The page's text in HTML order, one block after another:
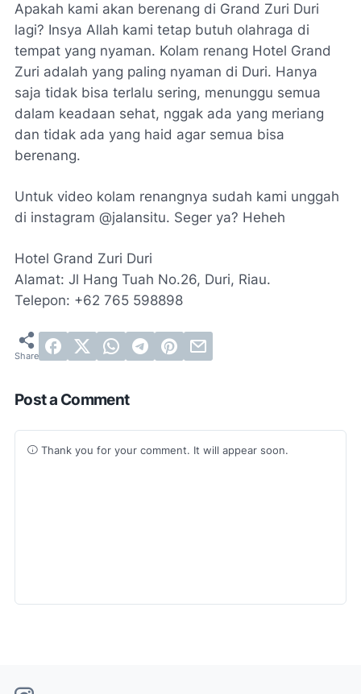
Apakah kami akan berenang di Grand Zuri Duri
lagi? Insya Allah kami tetap butuh olahraga di
tempat yang nyaman. Kolam renang Hotel Grand
Zuri adalah yang paling nyaman di Duri. Hanya
saja tidak bisa terlalu sering, menunggu semua
dalam keadaan sehat, nggak ada yang meriang
dan tidak ada yang haid agar semua bisa
berenang.
Untuk video kolam renangnya sudah kami unggah
di instagram @jalansitu. Seger ya? Heheh
Hotel Grand Zuri Duri
Alamat: Jl Hang Tuah No.26, Duri, Riau.
Telepon: +62 765 598898
Post a Comment
Thank you for your comment. It will appear soon.